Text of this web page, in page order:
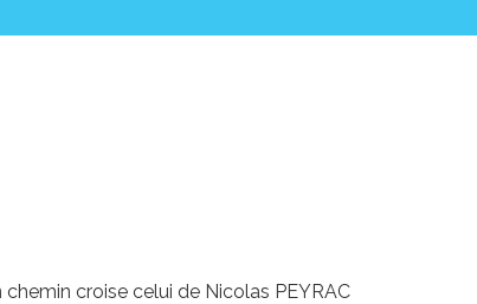
croise celui de Nicolas PEYRAC